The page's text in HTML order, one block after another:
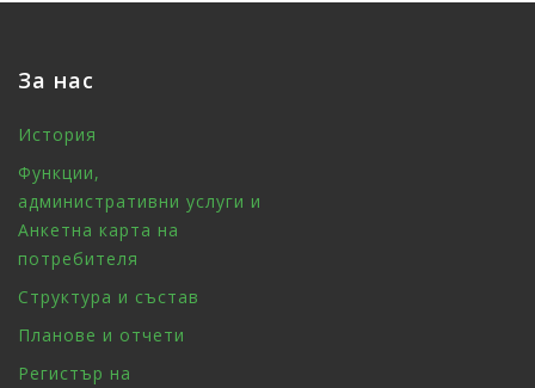
За нас
История
Функции,
административни услуги и
Анкетна карта на
потребителя
Структура и състав
Планове и отчети
Регистър на